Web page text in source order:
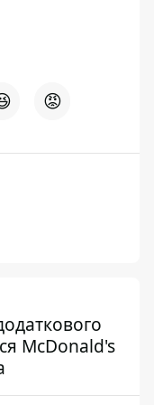
😡
McDonald's